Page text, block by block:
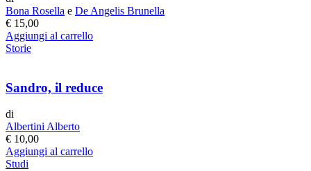
Bona Rosella e De Angelis Brunella
€ 15,00
Aggiungi al carrello
Storie
Sandro, il reduce
di
Albertini Alberto
€ 10,00
Aggiungi al carrello
Studi